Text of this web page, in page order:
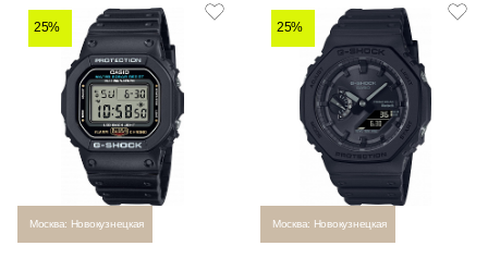
25%
Москва: Новокузнецкая
25%
Москва: Новокузнецкая